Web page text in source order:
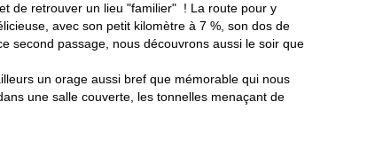
de retrouver un lieu "familier" ! La route pour y
avec son petit kilomètre à 7 %, son dos de
second passage, nous découvrons aussi le soir que
un orage aussi bref que mémorable qui nous
une salle couverte, les tonnelles menaçant de